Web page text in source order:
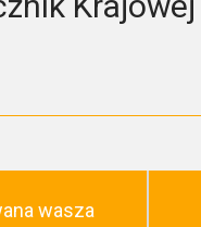
wasza